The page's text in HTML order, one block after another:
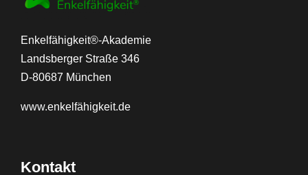
Enkelfähigkeit®-Akademie
Landsberger Straße 346
D-80687 München
www.enkelfähigkeit.de
Kontakt